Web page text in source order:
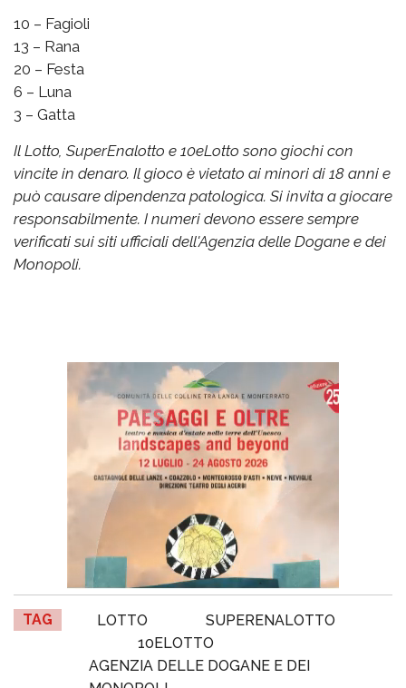
10 – Fagioli
13 – Rana
20 – Festa
6 – Luna
3 – Gatta
Il Lotto, SuperEnalotto e 10eLotto sono giochi con
vincite in denaro. Il gioco è vietato ai minori di 18 anni e
può causare dipendenza patologica. Si invita a giocare
responsabilmente. I numeri devono essere sempre
verificati sui siti ufficiali dell'Agenzia delle Dogane e dei
Monopoli.
TAG LOTTO
SUPERENALOTTO
10ELOTTO
AGENZIA DELLE DOGANE E DEI